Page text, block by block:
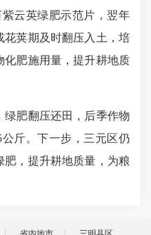
云英绿肥示范片，翌年
花荚期及时翻压入土，培
化肥施用量，提升耕地质
肥翻压还田，后季作物
斤。下一步，三元区仍
，提升耕地质量，为粮